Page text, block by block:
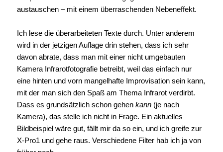
austauschen – mit einem überraschenden Nebeneffekt.
Ich lese die überarbeiteten Texte durch. Unter anderem
wird in der jetzigen Auflage drin stehen, dass ich sehr
davon abrate, dass man mit einer nicht umgebauten
Kamera Infrarotfotografie betreibt, weil das einfach nur
eine hinten und vorn mangelhafte Improvisation sein kann,
mit der man sich den Spaß am Thema Infrarot verdirbt.
Dass es grundsätzlich schon gehenkann (je nach
Kamera), das stelle ich nicht in Frage. Ein aktuelles
Bildbeispiel wäre gut, fällt mir da so ein, und ich greife zur
X-Pro1 und gehe raus. Verschiedene Filter hab ich ja von